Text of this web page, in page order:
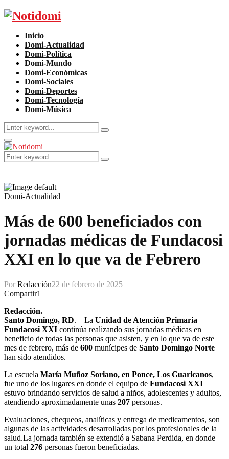
Facebook
Twitter
Instagram
Pinterest
Youtube
Inicio
Domi-Actualidad
Domi-Política
Domi-Mundo
Domi-Económicas
Domi-Sociales
Domi-Deportes
Domi-Tecnología
Domi-Música
Search
for:
Search
Primary
Menu
Search
for:
Search
Domi-Actualidad
Más de 600 beneficiados con
jornadas médicas de Fundacosi
XXI en lo que va de Febrero
Por Redacción22 de febrero de 2025
Compartir1
Redacción.
Santo Domingo, RD. – La Unidad de Atención Primaria
Fundacosi XXI continúa realizando sus jornadas médicas en
beneficio de todas las personas que asisten, y en lo que va de este
mes de febrero, más de 600 munícipes de Santo Domingo Norte
han sido atendidos.
La escuela María Muñoz Soriano, en Ponce, Los Guaricanos,
fue uno de los lugares en donde el equipo de Fundacosi XXI
estuvo brindando servicios de salud a niños, adolescentes y adultos,
atendiendo aproximadamente unas 207 personas.
Evaluaciones, chequeos, analíticas y entrega de medicamentos, son
algunas de las actividades desarrolladas por los profesionales de la
salud.La jornada también se extendió a Sabana Perdida, en donde
un total 276 personas fueron beneficiadas.